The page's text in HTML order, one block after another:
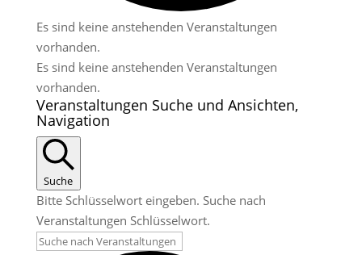
Es sind keine anstehenden Veranstaltungen
vorhanden.
Es sind keine anstehenden Veranstaltungen
vorhanden.
Veranstaltungen Suche und Ansichten,
Navigation
Suche
Bitte Schlüsselwort eingeben. Suche nach
Veranstaltungen Schlüsselwort.